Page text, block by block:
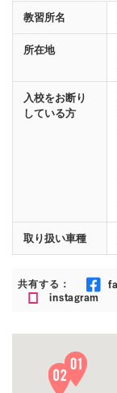
教習所名
所在地
入校をお断り
している方
取り扱い車種
共有する：